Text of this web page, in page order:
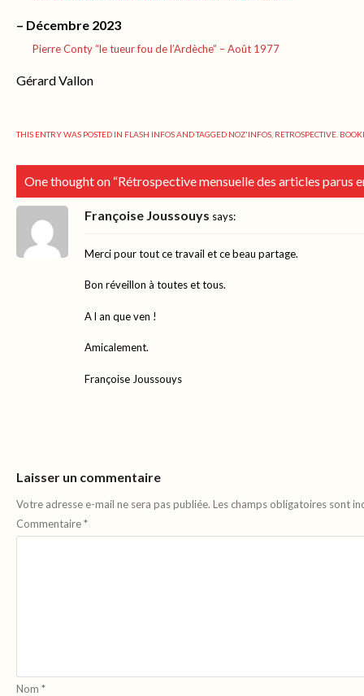
– Décembre 2023
Pierre Conty “le tueur fou de l’Ardèche” – Août 1977
Gérard Vallon
THIS ENTRY WAS POSTED IN FLASH INFOSAND TAGGED NOZ'INFOS RETROSPECTIVE .
One thought on “Rétrospective mensuelle des articles parus
Françoise Joussouys says:
Merci pour tout ce travail et ce beau partage.
Bon réveillon à toutes et tous.
A l an que ven !
Amicalement.
Françoise Joussouys
Laisser un commentaire
Votre adresse e-mail ne sera pas publiée. Les champs obligatoires sont
Commentaire*
Nom *